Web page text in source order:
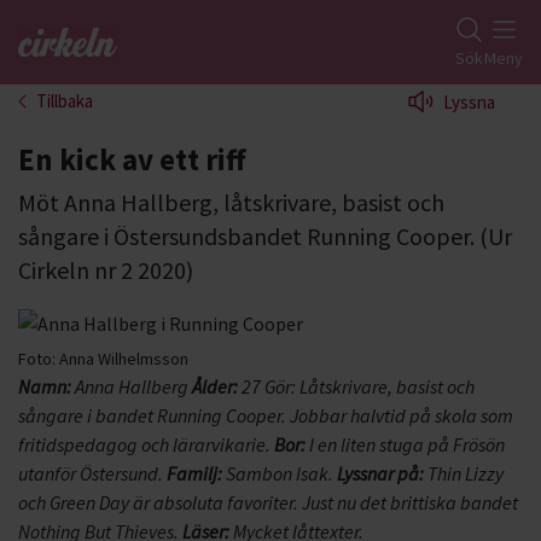
Gå till studiefrämjandets startsida SökMeny
Tillbaka Lyssna
En kick av ett riff
Möt Anna Hallberg, låtskrivare, basist och
sångare i Östersundsbandet Running Cooper. (Ur
Cirkeln nr 2 2020)
Foto: Anna Wilhelmsson
Namn:Anna HallbergÅlder:27 Gör: Låtskrivare, basist och
sångare i bandet Running Cooper. Jobbar halvtid på skola som
fritidspedagog och lärarvikarie. Bor: I en liten stuga på Frösön
utanför Östersund. Familj:Sambon Isak. Lyssnar på: Thin Lizzy
och Green Day är absoluta favoriter. Just nu det brittiska bandet
Nothing But Thieves. Läser: Mycket låttexter.